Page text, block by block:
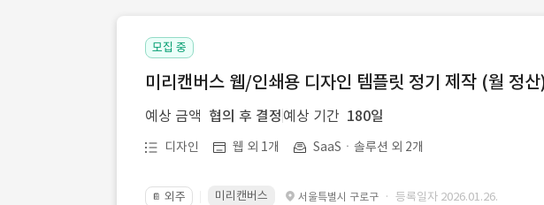
모집 중
미리캔버스 웹/인쇄용 디자인 템플릿 정기 제작 (월 정
예상 금액 협의 후 결정 예상 기간 180일
디자인 웹 외 1개 SaaSㆍ솔루션 외 2개
📔 외주 미리캔버스 서울특별시 구로구 · 등록일자 2026.01.26.